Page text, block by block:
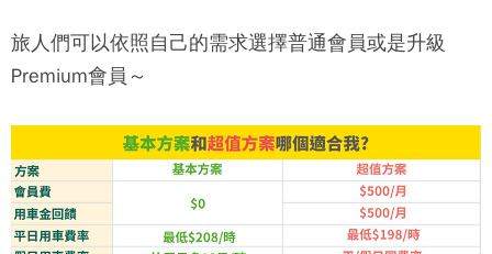
旅人們可以依照自己的需求選擇普通會員或是升級
Premium會員～